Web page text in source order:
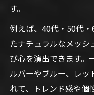
美容室メッ
自分に合う
トか
す。
例えば、40代・50代
たナチュラルなメッシ
び心を演出できます。
ルバーやブルー、レッ
れて、トレンド感や個